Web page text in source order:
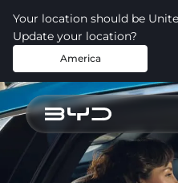
Your location should be
Update your location?
America